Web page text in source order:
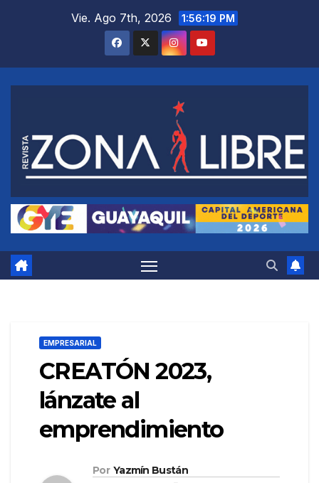
Vie. Ago 7th, 2026 1:56:20 PM
EMPRESARIAL
CREATÓN 2023,
lánzate al
emprendimiento
Por Yazmín Bustán